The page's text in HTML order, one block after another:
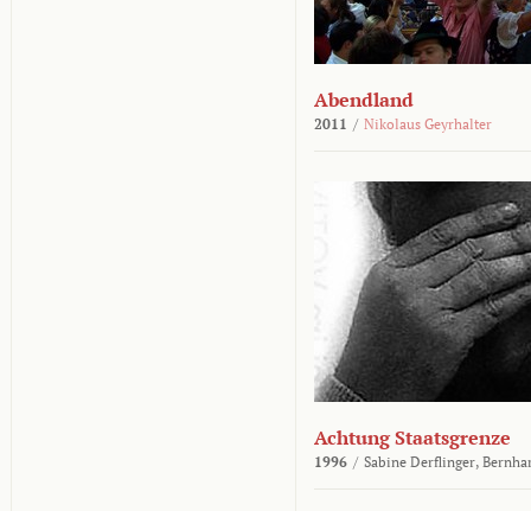
Abendland
2011 / Nikolaus Geyrhalter
Achtung Staatsgrenze
1996 / Sabine Derflinger,